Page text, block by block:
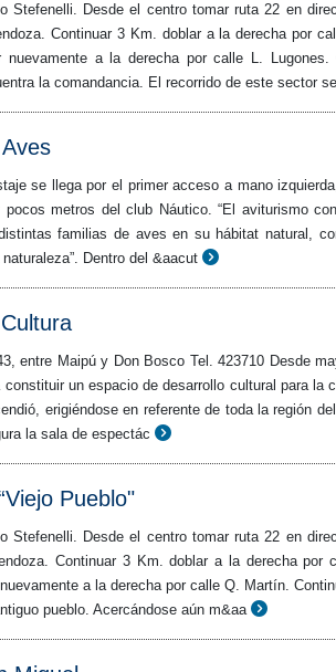
Stefenelli. Desde el centro tomar ruta 22 en
Continuar 3 Km. doblar a la derecha por
nuevamente a la derecha por calle L.
la comandancia. El recorrido de este sector
se llega por el primer acceso a mano
metros del club Náutico. “El aviturismo
familias de aves en su hábitat natural,
Dentro del &aacut
entre Maipú y Don Bosco Tel. 423710 Desde
constituir un espacio de desarrollo cultural para la
erigiéndose en referente de toda la región
la sala de espectác
Pueblo"
Stefenelli. Desde el centro tomar ruta 22 en
Continuar 3 Km. doblar a la derecha por
a la derecha por calle Q. Martín.
pueblo. Acercándose aún m&aa